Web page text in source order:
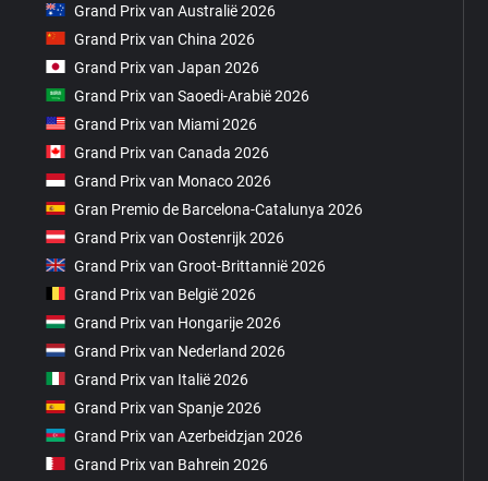
Grand Prix van Australië 2026
Grand Prix van China 2026
Grand Prix van Japan 2026
Grand Prix van Saoedi-Arabië 2026
Grand Prix van Miami 2026
Grand Prix van Canada 2026
Grand Prix van Monaco 2026
Gran Premio de Barcelona-Catalunya 2026
Grand Prix van Oostenrijk 2026
Grand Prix van Groot-Brittannië 2026
Grand Prix van België 2026
Grand Prix van Hongarije 2026
Grand Prix van Nederland 2026
Grand Prix van Italië 2026
Grand Prix van Spanje 2026
Grand Prix van Azerbeidzjan 2026
Grand Prix van Bahrein 2026